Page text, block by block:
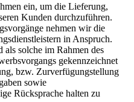
ein, um die Lieferung,
Kunden durchzuführen.
nehmen wir die
in Anspruch.
solche im Rahmen des
gekennzeichnet
bzw. Zurverfügungstellung
sowie
Rücksprache halten zu